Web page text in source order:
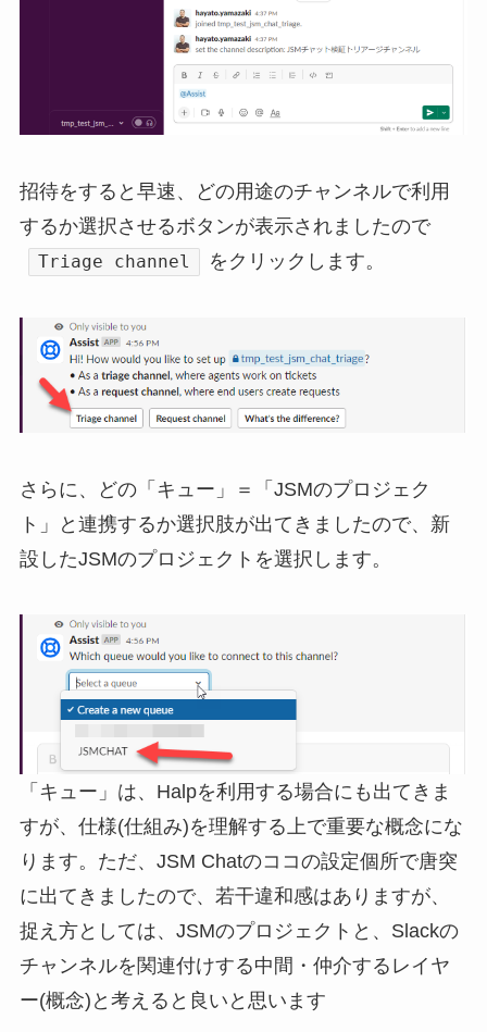
招待をすると早速、どの用途のチャンネルで利用
するか選択させるボタンが表示されましたので
Triage channel をクリックします。
さらに、どの「キュー」＝「JSMのプロジェク
ト」と連携するか選択肢が出てきましたので、新
設したJSMのプロジェクトを選択します。
「キュー」は、Halpを利用する場合にも出てきま
すが、仕様(仕組み)を理解する上で重要な概念にな
ります。ただ、JSM Chatのココの設定個所で唐突
に出てきましたので、若干違和感はありますが、
捉え方としては、JSMのプロジェクトと、Slackの
チャンネルを関連付けする中間・仲介するレイヤ
ー(概念)と考えると良いと思います